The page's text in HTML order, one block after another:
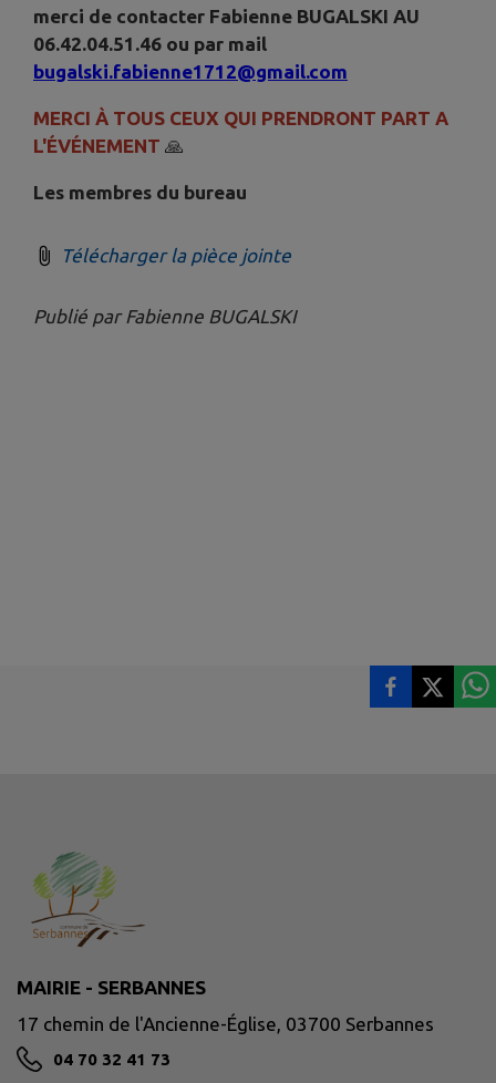
merci de contacter Fabienne BUGALSKI AU
06.42.04.51.46 ou par mail
bugalski.fabienne1712@gmail.com
MERCI À TOUS CEUX QUI PRENDRONT PART A
L'ÉVÉNEMENT 🙏
Les membres du bureau
Télécharger la pièce jointe
Publié par Fabienne BUGALSKI
MAIRIE - SERBANNES
17 chemin de l'Ancienne-Église, 03700 Serbannes
04 70 32 41 73